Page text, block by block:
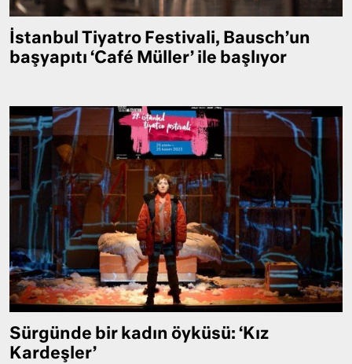
İstanbul Tiyatro Festivali, Bausch’un
başyapıtı ‘Café Müller’ ile başlıyor
Sürgünde bir kadın öyküsü: ‘Kız
Kardeşler’